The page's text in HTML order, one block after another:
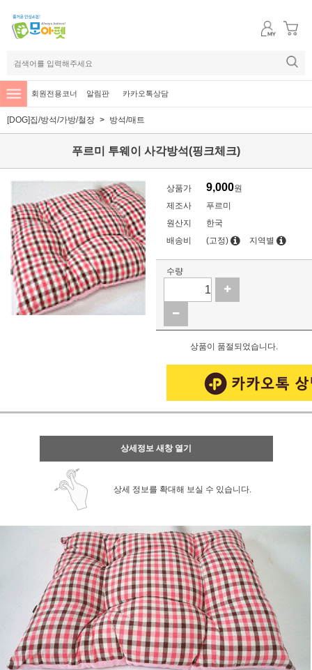
회원전용코너 알림판 카카오톡상담
[DOG]집/방석/가방/철장 방석/매트
푸르미 투웨이 사각방석(핑크체크)
상품가 9,000원
제조사
푸르미
원산지
한국
배송비
(고정) 지역별
수량
상품이 품절되었습니다.
상세정보 새창 열기
상세 정보를 확대해 보실 수 있습니다.